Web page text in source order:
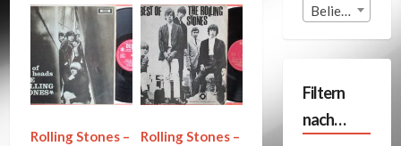
Rolling Stones –
Rolling Stones –
Beliebige Format
Filtern
nach…